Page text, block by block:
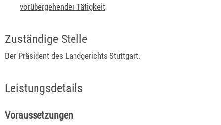
vorübergehender Tätigkeit
Zuständige Stelle
Der Präsident des Landgerichts Stuttgart.
Leistungsdetails
Voraussetzungen